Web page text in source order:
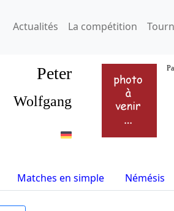
Actualités La compétition
Peter
Wolfgang
Matches en simple Némésis